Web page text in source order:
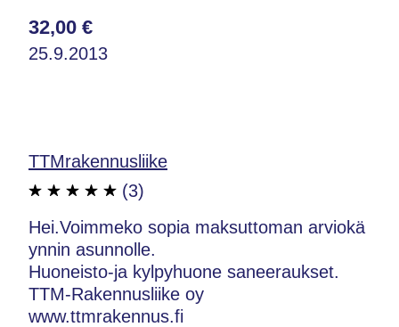
32,00 €
25.9.2013
TTMrakennusliike
(3)
Hei.Voimmeko sopia maksuttoman arviokä
ynnin asunnolle.
Huoneisto-ja kylpyhuone saneeraukset.
TTM-Rakennusliike oy
www.ttmrakennus.fi